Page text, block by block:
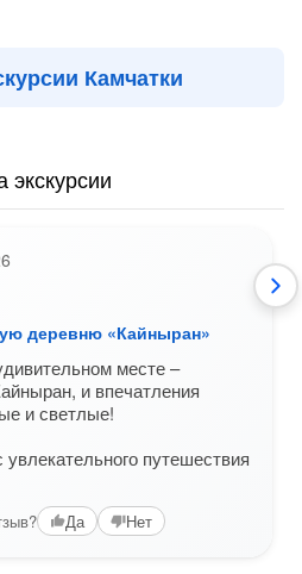
Камчатки
деревню «Кайныран»
месте –
и впечатления
и светлые!
путешествия
Да Нет